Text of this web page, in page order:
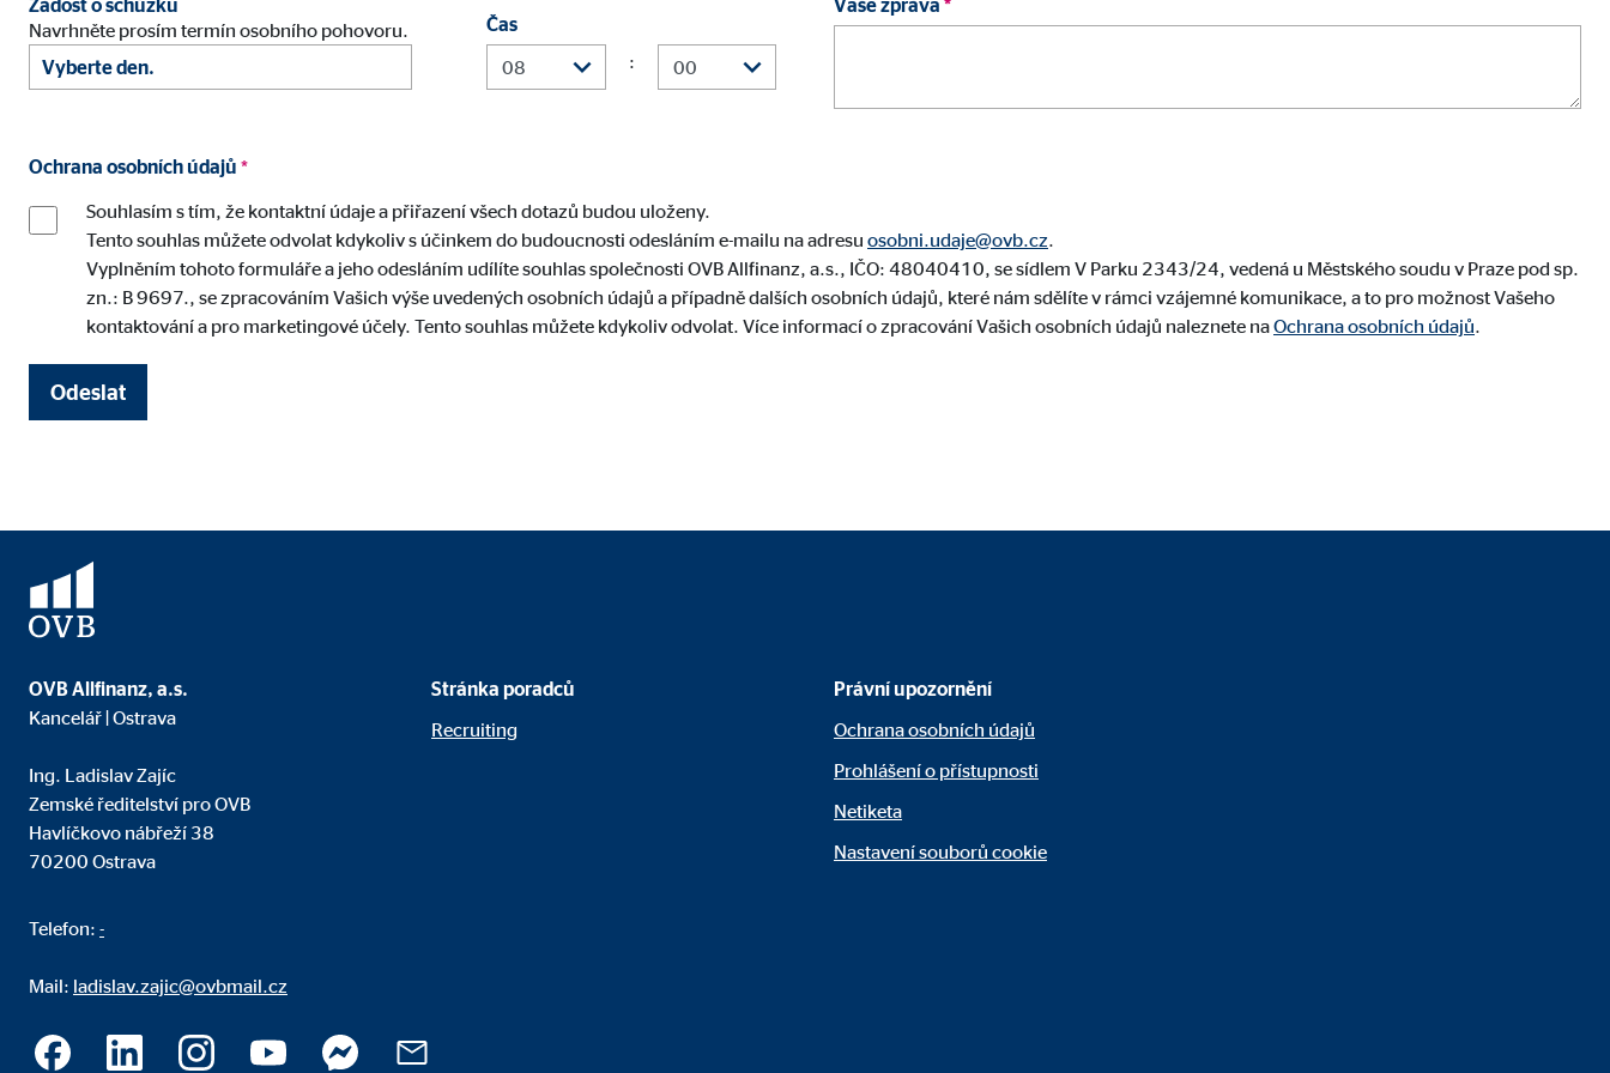
Žádost o schůzku
Navrhněte prosím termín osobního pohovoru.
Čas
:
Vaše zpráva *
Ochrana osobních údajů *
Souhlasím s tím, že kontaktní údaje a přiřazení všech dotazů budou uloženy.
Tento souhlas můžete odvolat kdykoliv s účinkem do budoucnosti odesláním e-mailu na adresu osobni.udaje@ovb.cz.
Vyplněním tohoto formuláře a jeho odesláním udílíte souhlas společnosti OVB Allfinanz, a.s., IČO: 48040410, se sídlem V Parku 2343/24, vedená u Městského soudu v Praze pod sp.
zn.: B 9697., se zpracováním Vašich výše uvedených osobních údajů a případně dalších osobních údajů, které nám sdělíte v rámci vzájemné komunikace, a to pro možnost Vašeho
kontaktování a pro marketingové účely. Tento souhlas můžete kdykoliv odvolat. Více informací o zpracování Vašich osobních údajů naleznete naOchrana osobních údajů.
Odeslat
OVB Allfinanz, a.s.
Kancelář | Ostrava
Ing. Ladislav Zajíc
Zemské ředitelství pro OVB
Havlíčkovo nábřeží 38
70200 Ostrava
Telefon: -
Mail: ladislav.zajic@ovbmail.cz
Stránka poradců
Recruiting
Právní upozornění
Ochrana osobních údajů
Prohlášení o přístupnosti
Netiketa
Nastavení souborů cookie